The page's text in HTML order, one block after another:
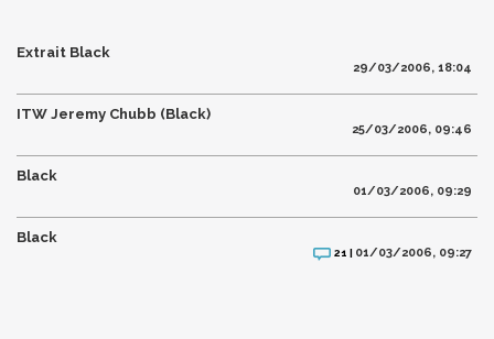
Extrait Black
29/03/2006, 18:04
ITW Jeremy Chubb (Black)
25/03/2006, 09:46
Black
01/03/2006, 09:29
Black
21 | 01/03/2006, 09:27